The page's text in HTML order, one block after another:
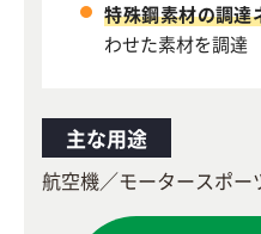
特殊鋼素材の調達
わせた素材を調達
主な用途
航空機／モータースポー